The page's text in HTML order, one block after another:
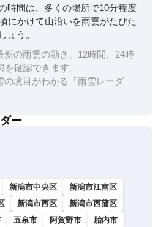
時間は、多くの場所で10分程度
にかけて山沿いを雨雲がたびた
ょう。
新の雨雲の動き、12時間、24時
確認できます。
の境目がわかる「雨雪レーダ
ー
新潟市中央区
新潟市江南区
新潟市西区
新潟市西蒲区
五泉市 阿賀野市
胎内市